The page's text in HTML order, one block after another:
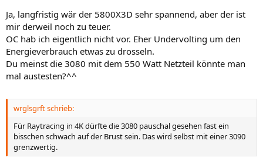
Ja, langfristig wär der 5800X3D sehr spannend, aber der ist
mir derweil noch zu teuer.
OC hab ich eigentlich nicht vor. Eher Undervolting um den
Energieverbrauch etwas zu drosseln.
Du meinst die 3080 mit dem 550 Watt Netzteil könnte man
mal austesten?^^
wrglsgrft schrieb:
Für Raytracing in 4K dürfte die 3080 pauschal gesehen fast ein
bisschen schwach auf der Brust sein. Das wird selbst mit einer 3090
grenzwertig.